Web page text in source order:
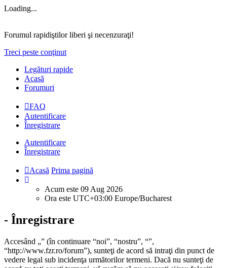
Loading...
Forumul rapidiştilor liberi şi necenzuraţi!
Treci peste conţinut
Legături rapide
Acasă
Forumuri
FAQ
Autentificare
Înregistrare
Autentificare
Înregistrare
Acasă Prima pagină
Acum este 09 Aug 2026
Ora este UTC+03:00 Europe/Bucharest
- Înregistrare
Accesând „” (în continuare “noi”, “nostru”, “”,
“http://www.fzr.ro/forum”), sunteţi de acord să intraţi din punct de
vedere legal sub incidenţa următorilor termeni. Dacă nu sunteţi de